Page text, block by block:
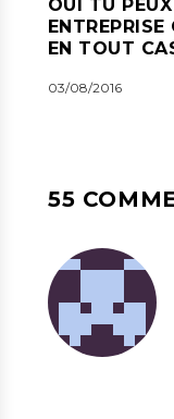
OUI TU
EN TOUT
03/08/2016
55